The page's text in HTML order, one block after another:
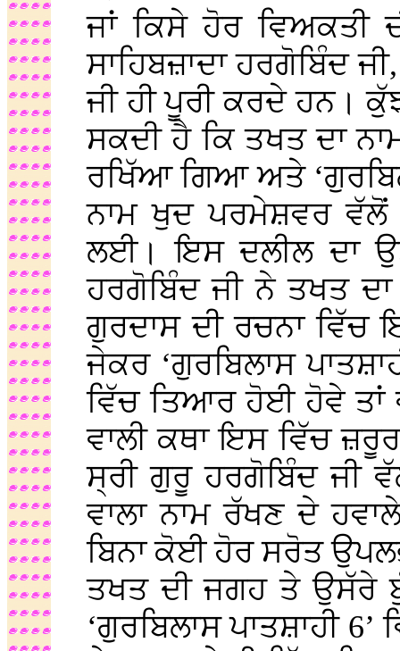
ਜਾਂ ਕਿਸੇ ਹੋਰ ਵਿਅਕਤੀ
ਸਾਹਿਬਜ਼ਾਦਾ ਹਰਗੋਬਿੰਦ
ਜੀ ਹੀ ਪੂਰੀ ਕਰਦੇ ਹਨ।
ਸਕਦੀ ਹੈ ਕਿ ਤਖਤ ਦਾ
ਰਖਿੱਆ ਗਿਆ ਅਤੇ
ਨਾਮ ਖੁਦ ਪਰਮੇਸ਼ਵਰ ਵੱਲੋਂ
ਲਈ। ਇਸ ਦਲੀਲ ਦਾ
ਹਰਗੋਬਿੰਦ ਜੀ ਨੇ ਤਖਤ
ਗੁਰਦਾਸ ਦੀ ਰਚਨਾ ਵਿੱਚ
ਜੇਕਰ ‘ਗੁਰਬਿਲਾਸ
ਵਿੱਚ ਤਿਆਰ ਹੋਈ ਹੋਵੇ ਤਾਂ
ਵਾਲੀ ਕਥਾ ਇਸ ਵਿੱਚ
ਸ੍ਰੀ ਗੁਰੂ ਹਰਗੋਬਿੰਦ ਜੀ
ਵਾਲਾ ਨਾਮ ਰੱਖਣ ਦੇ
ਬਿਨਾ ਕੋਈ ਹੋਰ ਸਰੋਤ
ਤਖਤ ਦੀ ਜਗਹ ਤੇ ਉਸੱਰੇ
‘ਗੁਰਬਿਲਾਸ ਪਾਤਸ਼ਾਹੀ